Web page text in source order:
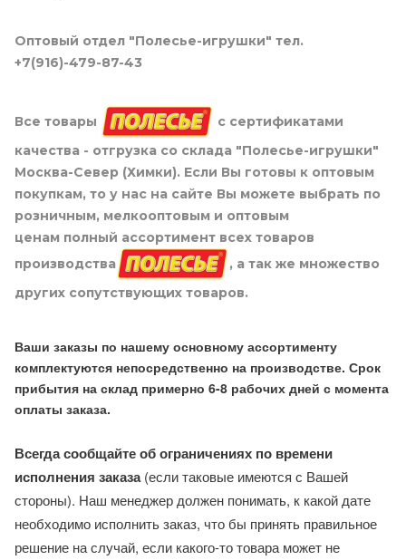
Оптовый отдел "Полесье-игрушки" тел.
+7(916)-479-87-43
Все товары
с сертификатами
качества - отгрузка со склада "Полесье-игрушки"
Москва-Север (Химки). Если Вы готовы к оптовым
покупкам, то у нас на сайте Вы можете выбрать по
розничным, мелкооптовым и оптовым
ценам полный ассортимент всех товаров
производства
, а так же множество
других сопутствующих товаров.
Ваши заказы по нашему основному ассортименту
комплектуются непосредственно на производстве. Срок
прибытия на склад примерно 6-8 рабочих дней с момента
оплаты заказа.
Всегда сообщайте об ограничениях по времени
исполнения заказа(если таковые имеются с Вашей
стороны). Наш менеджер должен понимать, к какой дате
необходимо исполнить заказ, что бы принять правильное
решение на случай, если какого-то товара может не